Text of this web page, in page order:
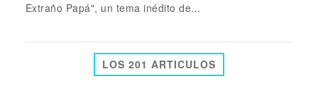
Extraño Papá", un tema inédito de...
LOS 201 ARTICULOS